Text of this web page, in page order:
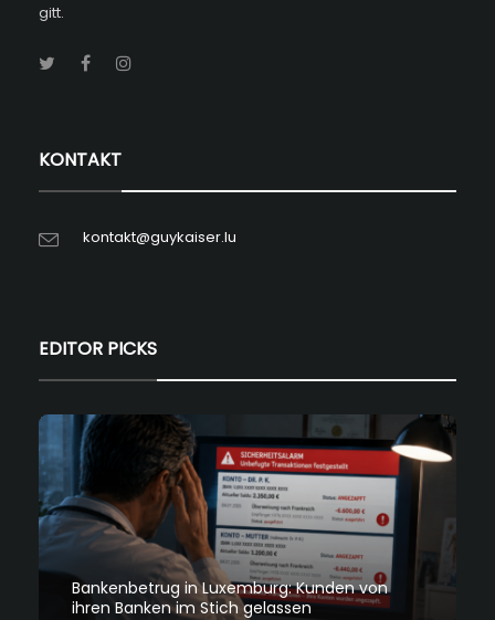
gitt.
KONTAKT
kontakt@guykaiser.lu
EDITOR PICKS
Bankenbetrug in Luxemburg: Kunden von
ihren Banken im Stich gelassen